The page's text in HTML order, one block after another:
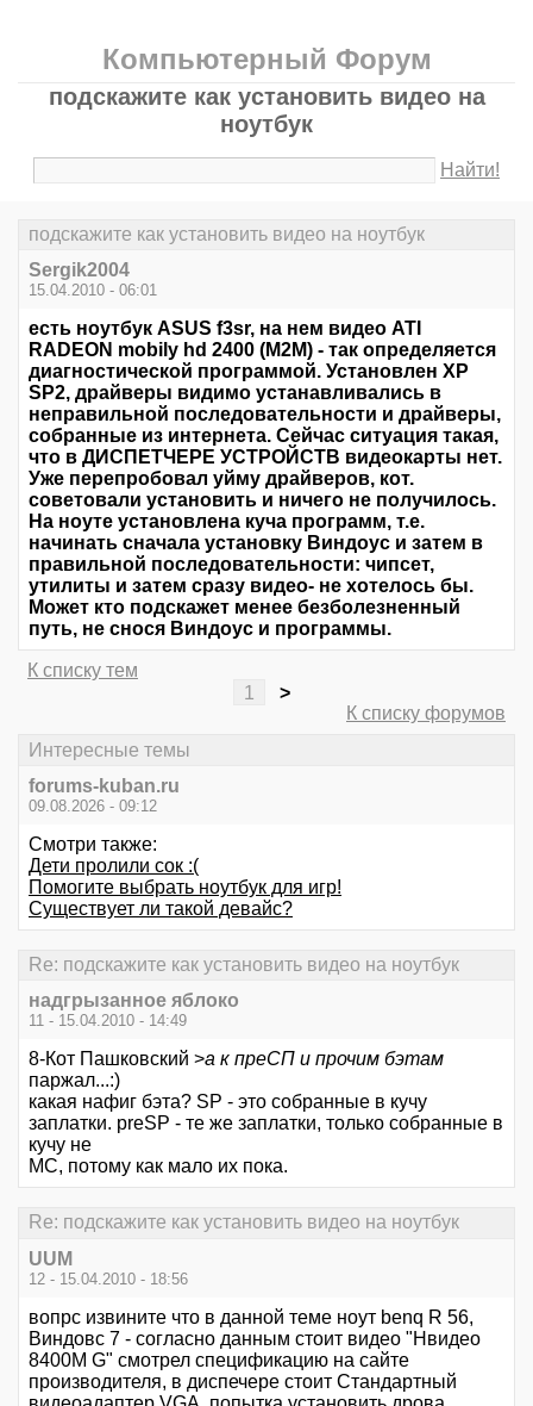
Компьютерный Форум
подскажите как установить видео на
ноутбук
Найти!
подскажите как установить видео на ноутбук
Sergik2004
15.04.2010 - 06:01
есть ноутбук ASUS f3sr, на нем видео ATI
RADEON mobily hd 2400 (M2M) - так определяется
диагностической программой. Установлен XP
SP2, драйверы видимо устанавливались в
неправильной последовательности и драйверы,
собранные из интернета. Сейчас ситуация такая,
что в ДИСПЕТЧЕРЕ УСТРОЙСТВ видеокарты нет.
Уже перепробовал уйму драйверов, кот.
советовали установить и ничего не получилось.
На ноуте установлена куча программ, т.е.
начинать сначала установку Виндоус и затем в
правильной последовательности: чипсет,
утилиты и затем сразу видео- не хотелось бы.
Может кто подскажет менее безболезненный
путь, не снося Виндоус и программы.
К списку тем
1
>
К списку форумов
Интересные темы
forums-kuban.ru
09.08.2026 - 09:12
Смотри также:
Дети пролили сок :(
Помогите выбрать ноутбук для игр!
Существует ли такой девайс?
Re: подскажите как установить видео на ноутбук
надгрызанное яблоко
11 - 15.04.2010 - 14:49
8-Кот Пашковский >а к преСП и прочим бэтам
паржал...:)
какая нафиг бэта? SP - это собранные в кучу
заплатки. preSP - те же заплатки, только собранные в
кучу не
МС, потому как мало их пока.
Re: подскажите как установить видео на ноутбук
UUM
12 - 15.04.2010 - 18:56
вопрс извините что в данной теме ноут benq R 56,
Виндовс 7 - согласно данным стоит видео "Нвидео
8400M G" смотрел спецификацию на сайте
производителя, в диспечере стоит Стандартный